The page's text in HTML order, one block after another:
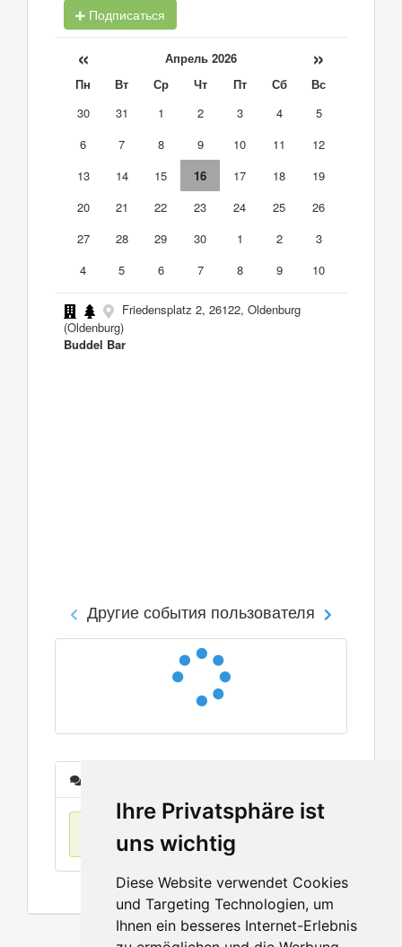
Ihre Privatsphäre ist
uns wichtig
Diese Website verwendet Cookies
und Targeting Technologien, um
Ihnen ein besseres Internet-Erlebnis
Подписаться
« Апрель 2026 »
Пн Вт Ср Чт Пт Сб
Вс
30
31 1 2 3 4
5
6
7 8 9 10 11
12
13
14 15 16 17 18
19
20
21 22 23 24 25
26
27
28 29 30 1 2
3
4
5 6 7 8 9 10
Friedensplatz 2, 26122, Oldenburg
(Oldenburg)
Buddel Bar
Другие события пользователя